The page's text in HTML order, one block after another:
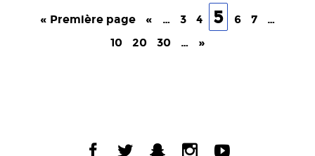
« Première page « … 3 4 5 6 7
…
10
20 30 … »